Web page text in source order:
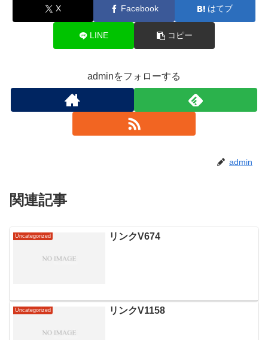
X Facebook はてブ
LINE コピー
adminをフォローする
admin
関連記事
Uncategorized リンクV674
Uncategorized リンクV1158